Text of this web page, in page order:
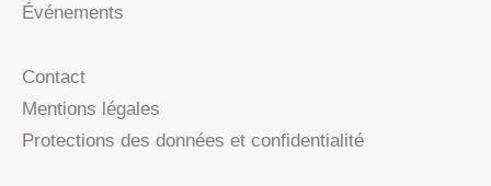
Événements
Contact
Mentions légales
Protections des données et confidentialité